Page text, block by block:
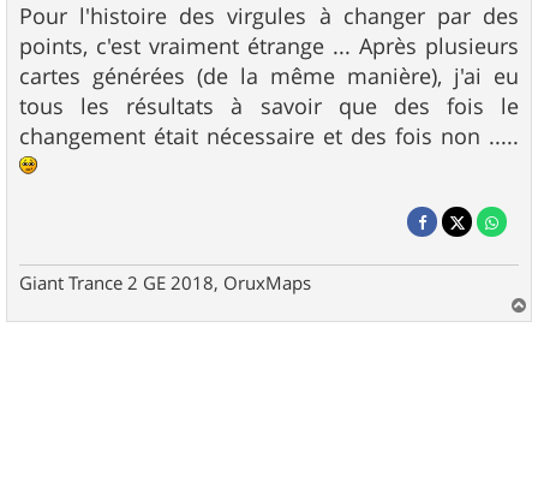
Pour l'histoire des virgules à changer par des
points, c'est vraiment étrange ... Après plusieurs
cartes générées (de la même manière), j'ai eu
tous les résultats à savoir que des fois le
changement était nécessaire et des fois non .....
Giant Trance 2 GE 2018, OruxMaps
a